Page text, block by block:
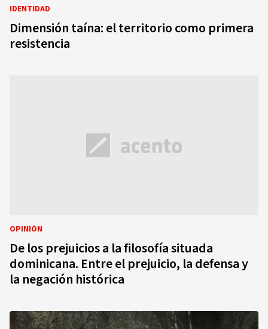
IDENTIDAD
Dimensión taína: el territorio como primera
resistencia
OPINIÓN
De los prejuicios a la filosofía situada
dominicana. Entre el prejuicio, la defensa y
la negación histórica